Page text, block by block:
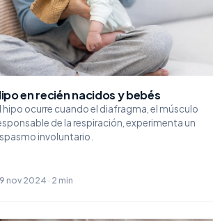
en recién nacidos y bebés
hipo ocurre cuando el diafragma, el músculo
de la respiración, experimenta un
involuntario.
nov 2024 · 2 min